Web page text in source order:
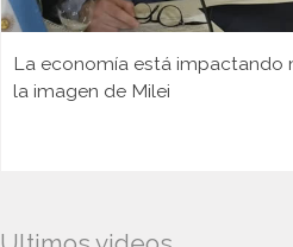
La economía está impactando
la imagen de Milei